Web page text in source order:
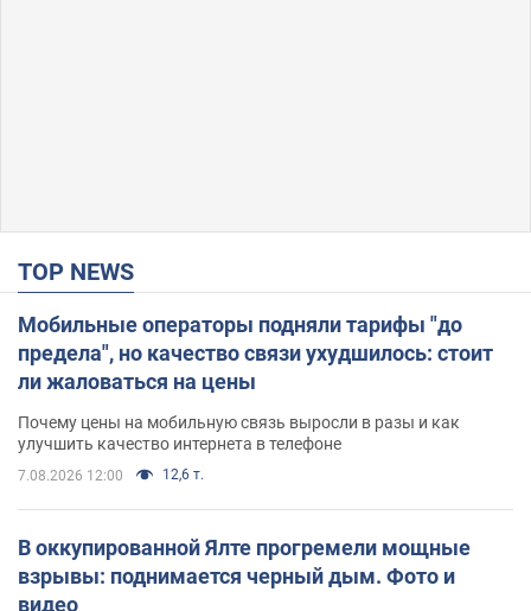
TOP NEWS
Мобильные операторы подняли тарифы "до
предела", но качество связи ухудшилось: стоит
ли жаловаться на цены
Почему цены на мобильную связь выросли в разы и как
улучшить качество интернета в телефоне
7.08.2026 12:00 12,6 т.
В оккупированной Ялте прогремели мощные
взрывы: поднимается черный дым. Фото и
видео